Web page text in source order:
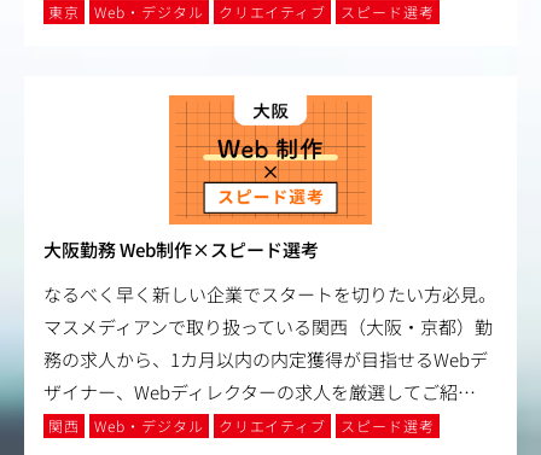
東京 Web・デジタル クリエイティブ スピード選考
大阪勤務 Web制作×スピード選考
なるべく早く新しい企業でスタートを切りたい方必見。
マスメディアンで取り扱っている関西（大阪・京都）勤
務の求人から、1カ月以内の内定獲得が目指せるWebデ
ザイナー、Webディレクターの求人を厳選してご紹…
関西 Web・デジタル クリエイティブ スピード選考